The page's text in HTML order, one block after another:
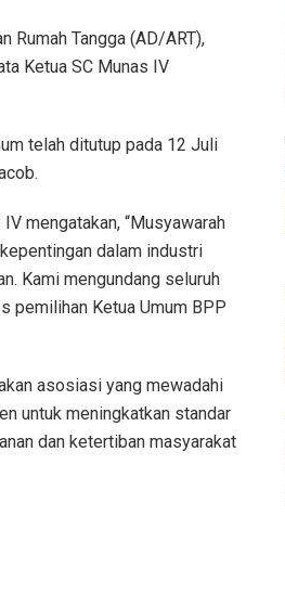
Rumah Tangga (AD/ART),
Ketua SC Munas IV
telah ditutup pada 12 Juli
mengatakan, “Musyawarah
dalam industri
Kami mengundang seluruh
pemilihan Ketua Umum BPP
asosiasi yang mewadahi
untuk meningkatkan standar
dan ketertiban masyarakat